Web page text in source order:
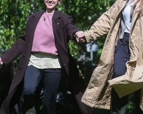
OTKRIVENA TAJNA